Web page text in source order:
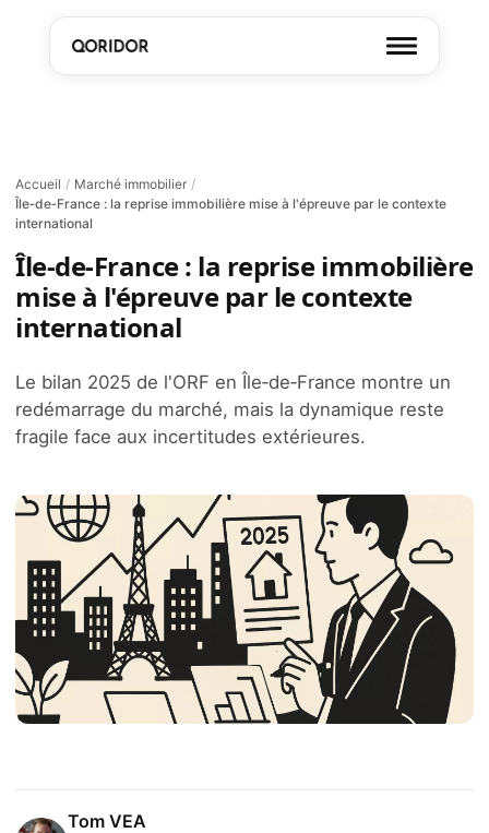
Accueil / Marché immobilier /
Île‑de‑France : la reprise immobilière mise à l'épreuve par le contexte
international
Île‑de‑France : la reprise immobilière
mise à l'épreuve par le contexte
international
Le bilan 2025 de l'ORF en Île‑de‑France montre un
redémarrage du marché, mais la dynamique reste
fragile face aux incertitudes extérieures.
Tom VEA